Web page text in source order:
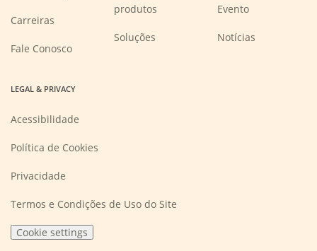
Carreiras
new
Fale Conosco
produtos
Soluções
Evento
Notícias
LEGAL & PRIVACY
Acessibilidade
Política de Cookies
Privacidade
Termos e Condições de Uso do Site
Cookie settings